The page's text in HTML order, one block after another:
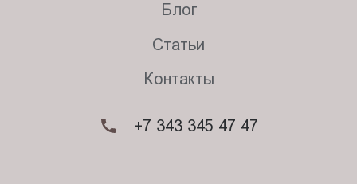
Блог
Статьи
Контакты
+7 343 345 47 47